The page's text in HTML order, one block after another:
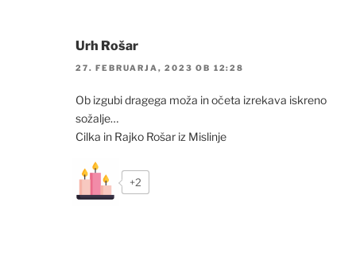
Urh Rošar
27. FEBRUARJA, 2023 OB 12:28
Ob izgubi dragega moža in očeta izrekava iskreno
sožalje…
Cilka in Rajko Rošar iz Mislinje
+2